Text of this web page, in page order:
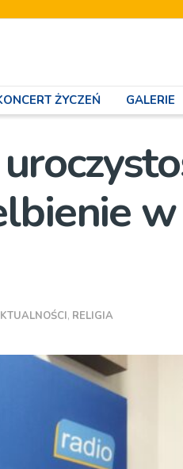
ŻYCZEŃ GALERIE
, RELIGIA